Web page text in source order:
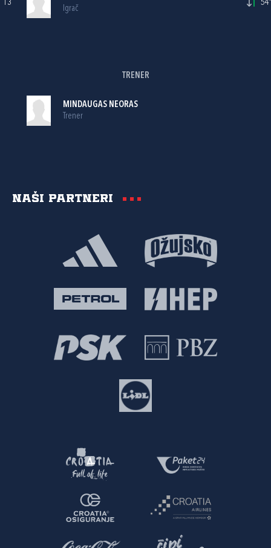
13
Igrač
54'
TRENER
MINDAUGAS NEORAS
Trener
Naši partneri